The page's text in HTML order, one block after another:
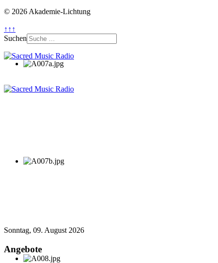
© 2026 Akademie-Lichtung
↑↑↑
Suchen
Sonntag, 09. August 2026
Angebote